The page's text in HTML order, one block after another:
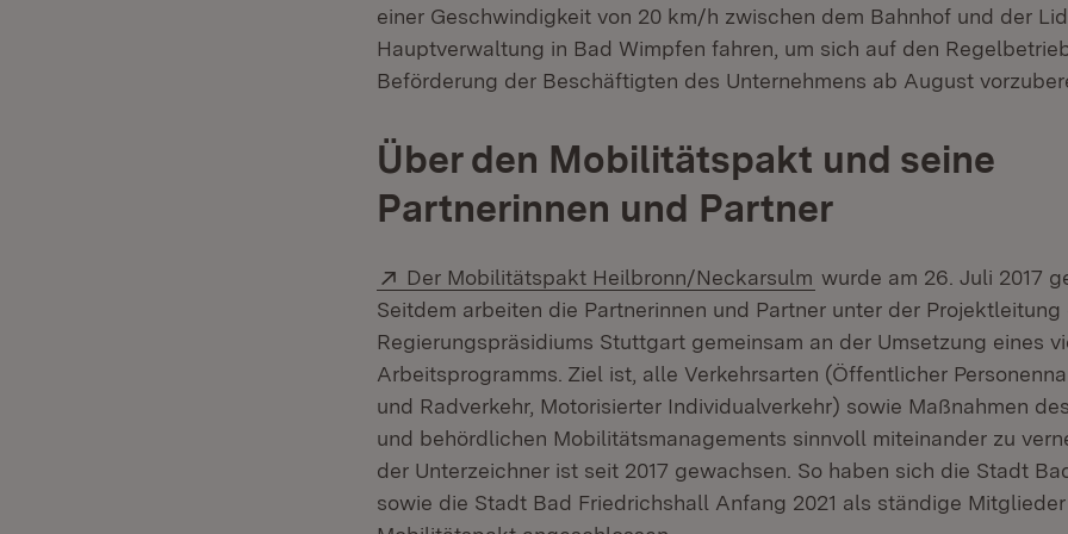
einer Geschwindigkeit von 20 km/h zwischen dem Bahnhof und der
Hauptverwaltung in Bad Wimpfen fahren, um sich auf den
Beförderung der Beschäftigten des Unternehmens ab August
Über den Mobilitätspakt und seine
Partnerinnen und Partner
Extern:
Der Mobilitätspakt Heilbronn/Neckarsulm (Öffnet in neuem Fenster)
wurde am 26. Juli 2017
Seitdem arbeiten die Partnerinnen und Partner unter der Projektleitung
Regierungspräsidiums Stuttgart gemeinsam an der Umsetzung eines
Arbeitsprogramms. Ziel ist, alle Verkehrsarten (Öffentlicher
und Radverkehr, Motorisierter Individualverkehr) sowie Maßnahmen
und behördlichen Mobilitätsmanagements sinnvoll miteinander zu
der Unterzeichner ist seit 2017 gewachsen. So haben sich die Stadt
sowie die Stadt Bad Friedrichshall Anfang 2021 als ständige